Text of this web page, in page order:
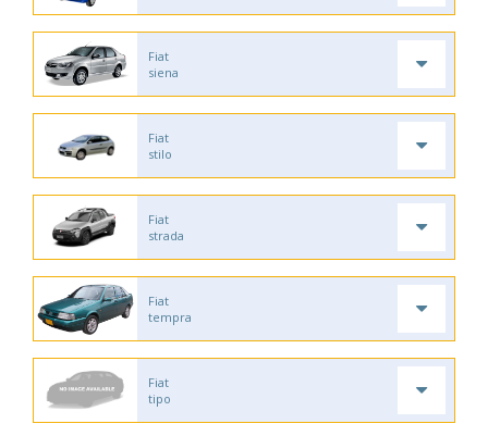
Fiat
siena
Fiat
stilo
Fiat
strada
Fiat
tempra
Fiat
tipo